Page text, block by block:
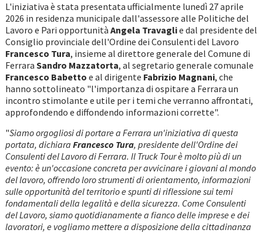
L'iniziativa è stata presentata ufficialmente lunedì 27 aprile
2026 in residenza municipale dall'assessore alle Politiche del
Lavoro e Pari opportunità Angela Travaglie dal presidente del
Consiglio provinciale dell'Ordine dei Consulenti del Lavoro
Francesco Tura, insieme al direttore generale del Comune di
Ferrara Sandro Mazzatorta, al segretario generale comunale
Francesco Babetto e al dirigente Fabrizio Magnani, che
hanno sottolineato "l'importanza di ospitare a Ferrara un
incontro stimolante e utile per i temi che verranno affrontati,
approfondendo e diffondendo informazioni corrette".
"Siamo orgogliosi di portare a Ferrara un'iniziativa di questa
portata, dichiara Francesco Tura, presidente dell'Ordine dei
Consulenti del Lavoro di Ferrara. Il Truck Tour è molto più di un
evento: è un'occasione concreta per avvicinare i giovani al mondo
del lavoro, offrendo loro strumenti di orientamento, informazioni
sulle opportunità del territorio e spunti di riflessione sui temi
fondamentali della legalità e della sicurezza. Come Consulenti
del Lavoro, siamo quotidianamente a fianco delle imprese e dei
lavoratori, e vogliamo mettere a disposizione della cittadinanza